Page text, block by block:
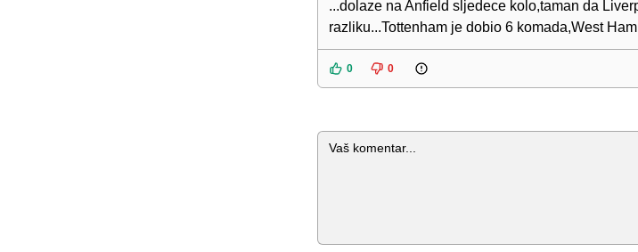
...dolaze na Anfield sljedece kolo,taman da
razliku...Tottenham je dobio 6 komada,West
0 0
Komentar